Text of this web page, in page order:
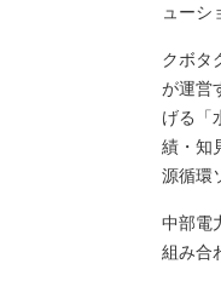
ューシ
クボタ
が運営
げる「
績・知
源循環
中部電
組み合